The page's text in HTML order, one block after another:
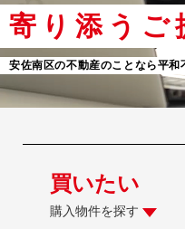
寄り添うご
安佐南区の不動産のことなら平和
買いたい
購入物件を探す